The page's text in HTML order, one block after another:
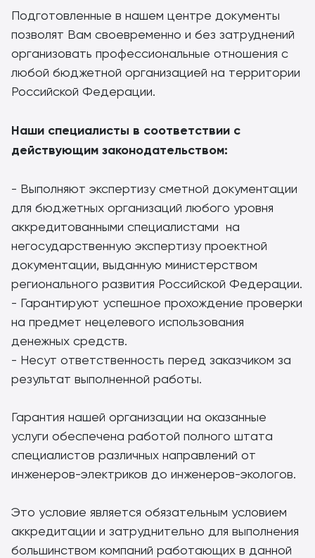
Подготовленные в нашем центре документы
позволят Вам своевременно и без затруднений
организовать профессиональные отношения с
любой бюджетной организацией на территории
Российской Федерации.
Наши специалисты в соответствии с
действующим законодательством:
- Выполняют экспертизу сметной документации
для бюджетных организаций любого уровня
аккредитованными специалистами на
негосударственную экспертизу проектной
документации, выданную министерством
регионального развития Российской Федерации.
- Гарантируют успешное прохождение проверки
на предмет нецелевого использования
денежных средств.
- Несут ответственность перед заказчиком за
результат выполненной работы.
Гарантия нашей организации на оказанные
услуги обеспечена работой полного штата
специалистов различных направлений от
инженеров-электриков до инженеров-экологов.
Это условие является обязательным условием
аккредитации и затруднительно для выполнения
большинством компаний работающих в данной